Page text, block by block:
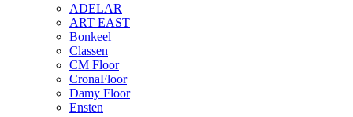
ADELAR
ART EAST
Bonkeel
Classen
CM Floor
CronaFloor
Damy Floor
Ensten